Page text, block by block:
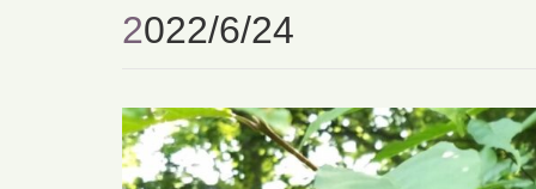
2022/6/24